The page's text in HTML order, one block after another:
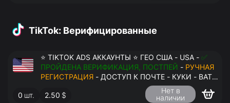
TikTok: Верифицированные
⭐ TIKTOK ADS АККАУНТЫ ⭐ ГЕО США - USA - ✅
ПРОЙДЕНА ВЕРИФИКАЦИЯ, ПОСТПЕЙ - РУЧНАЯ
РЕГИСТРАЦИЯ - ДОСТУП К ПОЧТЕ - КУКИ - ВАТ
ЗАПОЛНЕН - ПЕРЕДАЧА В АНТИДЕТЕКТ
0 шт. 2.50 $
Нет в
наличии